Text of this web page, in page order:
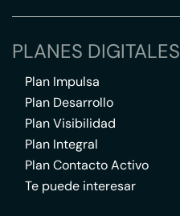
PLANES DIGITALES
Plan Impulsa
Plan Desarrollo
Plan Visibilidad
Plan Integral
Plan Contacto Activo
Te puede interesar